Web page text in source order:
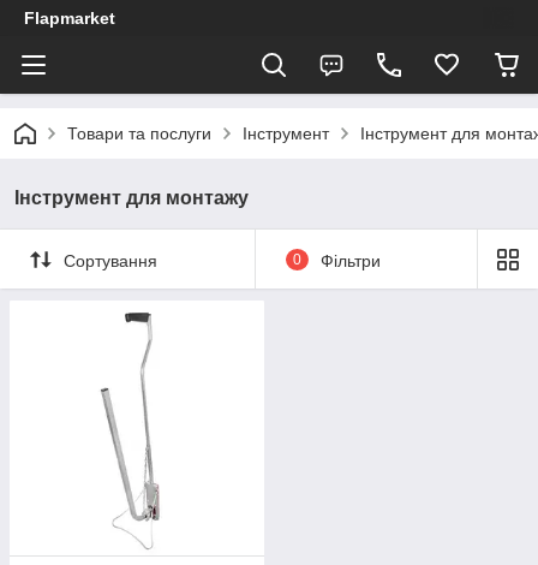
Flapmarket
Товари та послуги Інструмент Інструмент для
Інструмент для монтажу
Сортування 0 Фільтри